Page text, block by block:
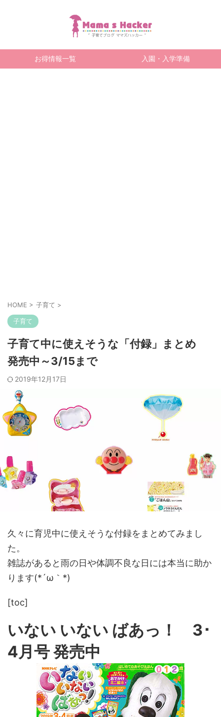
お得情報一覧 入園・入学準備
HOME > 子育て >
子育て
子育て中に使えそうな「付録」まとめ
発売中～3/15まで
2019年12月17日
久々に育児中に使えそうな付録をまとめてみまし
た。
雑誌があると雨の日や体調不良な日には本当に助か
ります(*´ω｀*)
[toc]
いない いない ばあっ！ 3･
4月号 発売中